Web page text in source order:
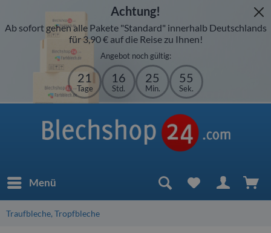
Achtung!
Ab sofort gehen alle Pakete "Standard" innerhalb Deutschlands
für 3,90 € auf die Reise zu Ihnen!
Angebot noch gültig:
21
Tage
16
Std.
25
Min.
55
Sek.
Menü
Traufbleche, Tropfbleche